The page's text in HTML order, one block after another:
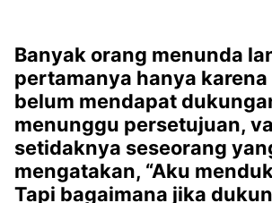
Banyak orang menunda
pertamanya hanya karena
belum mendapat
menunggu persetujuan,
setidaknya seseorang
mengatakan, “Aku
Tapi bagaimana jika